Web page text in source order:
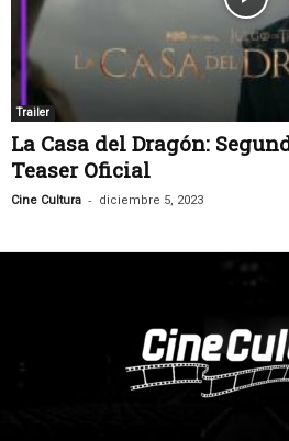
Trailer
La Casa del Dragón:
Teaser Oficial
Cine Cultura - diciembre 5, 2023